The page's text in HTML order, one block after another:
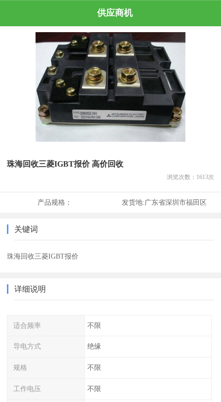
供应商机
珠海回收三菱IGBT报价 高价回收
浏览次数： 1613次
产品规格： 发货地:广东省深圳市福田区
关键词
珠海回收三菱IGBT报价
详细说明
适合频率 不限
导电方式 绝缘
规格 不限
工作电压 不限